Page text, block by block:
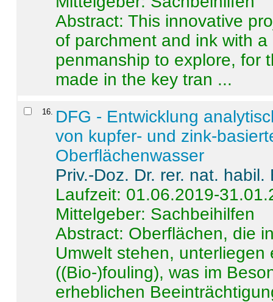
Abstract:This innovative
of parchment and ink with
penmanship to explore, for
made in the key tran ...
16
DFG - Entwicklung
von kupfer- und zink-
Oberflächenwasser
Priv.-Doz. Dr. rer. nat.
Laufzeit: 01.06.2019-
Mittelgeber: Sachbeihilfen
Abstract: Oberflächen, die
Umwelt stehen,
((Bio-)fouling), was im
erheblichen